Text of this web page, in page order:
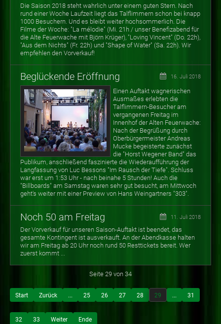
Die Saison 2018 steht wahrlich unter einem guten Stern. Nach
rund einer Woche Laufzeit liegt das Talflimmern schon bei knapp
1000 Besuchern. Und es bleibt weiter hochsommerlich. Die
Filme der Woche: "La mélodie" (Mi. 21h / unser Benefizabend für
die Alte Feuerwache mit Björn Krüger), "Loving Vincent" (Do. 22h),
"Aus dem Nichts" (Fr. 22h) und "Shape of Water" (Sa. 22h). Wir
empfehlen den Vorverkauf!
Beglückende Eröffnung 16. Juli 2018
Einen Auftakt wagnerischen
Ausmaßes erlebten die
Talflimmern-Besucher am
vergangenen Freitag im
Innenhof der Alten Feuerwache:
Nach der Begrüßung durch
Oberbürgermeister Andreas
Mucke begeisterte zunächst
die "Horst Wegener Band" das
Publikum, anschließend faszinierte die Wiederaufführung der
Langfassung von Luc Bessons "Im Rausch der Tiefe". Schluss
war erst um 1:53 Uhr - nach beinahe 5 Stunden! Auch die
"Billboards" am Samstag waren sehr gut besucht, am Mittwoch
geht's weiter mit einer Preview von Hans Weingartners "303".
Noch 50 am Freitag 11. Juli 2018
Der Vorverkauf für unseren Saison-Auftakt ist beendet, das
gesamte Kontingent ist ausverkauft. An der Abendkasse halten
wir am Freitag ab 20 Uhr noch rund 50 Resttickets bereit. Wer
zuerst kommt ...
Seite 29 von 34
Start Zurück ... 25 26 27 28 29 ... 31
32 33 Weiter Ende